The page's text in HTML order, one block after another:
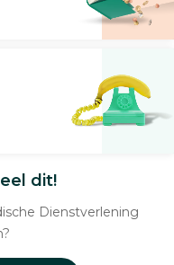
dit!
Dienstverlening